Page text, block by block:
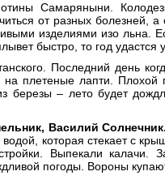
Самаряныни.
от разных болезней, а
изделиями изо льна.
быстро, то год удастся
Последний день
плетеные лапти. Плохой
березы – лето будет
Василий Солнечник.
которая стекает с
Выпекали калачи.
погоды. Вороны